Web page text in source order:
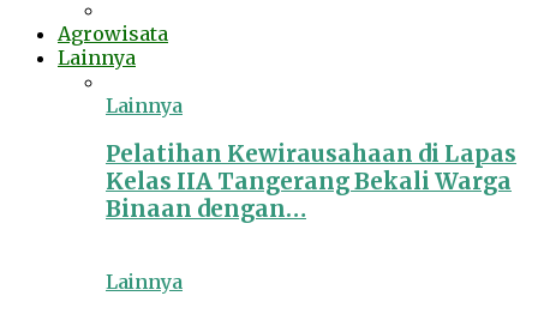
Agrowisata
Lainnya
Lainnya
Pelatihan Kewirausahaan di Lapas
Kelas IIA Tangerang Bekali Warga
Binaan dengan…
Lainnya